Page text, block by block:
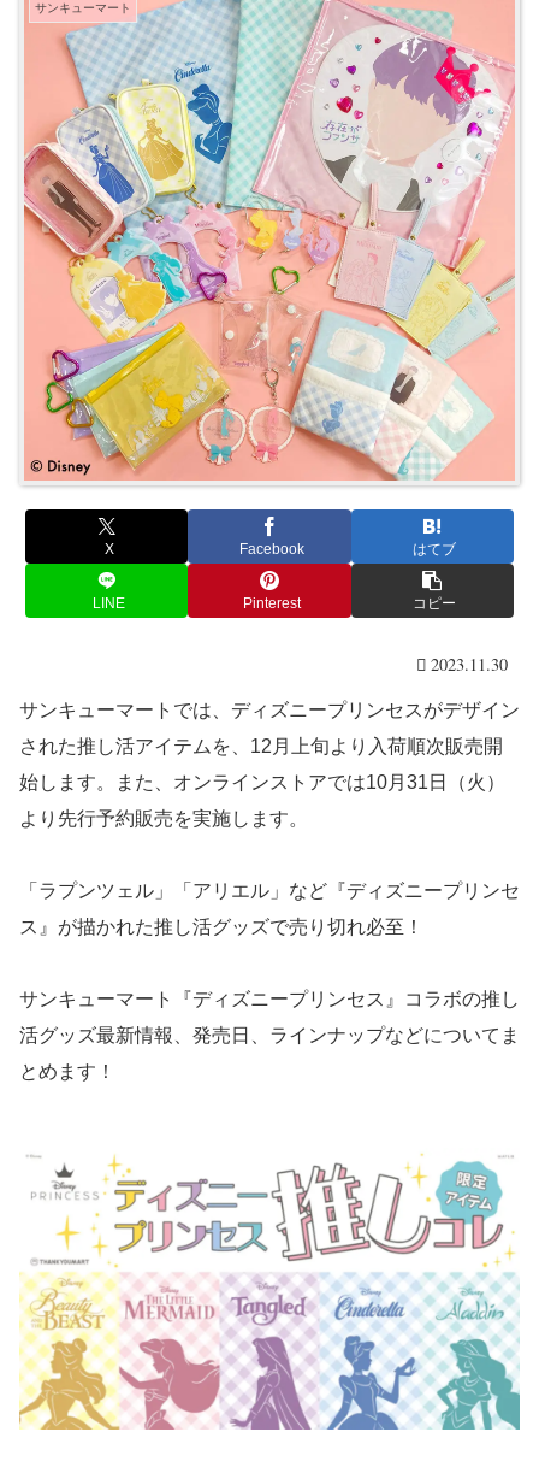
サンキューマート
X Facebook はてブ
LINE Pinterest コピー
2023.11.30
サンキューマートでは、ディズニープリンセスがデザイン
された推し活アイテムを、12月上旬より入荷順次販売開
始します。また、オンラインストアでは10月31日（火）
より先行予約販売を実施します。
「ラプンツェル」「アリエル」など『ディズニープリンセ
ス』が描かれた推し活グッズで売り切れ必至！
サンキューマート『ディズニープリンセス』コラボの推し
活グッズ最新情報、発売日、ラインナップなどについてま
とめます！